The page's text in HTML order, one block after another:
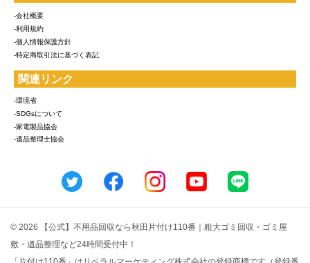
-会社概要
-利用規約
-個人情報保護方針
-特定商取引法に基づく表記
関連リンク
-環境省
-SDGsについて
-家電製品協会
-遺品整理士協会
© 2026 【公式】不用品回収なら秋田片付け110番｜粗大ゴミ回収・ゴミ屋
敷・遺品整理など24時間受付中！